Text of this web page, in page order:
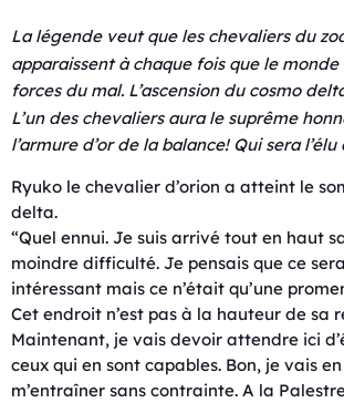
La légende veut que les chevaliers du
apparaissent à chaque fois que le
forces du mal. L’ascension du cosmo
L’un des chevaliers aura le suprême
l’armure d’or de la balance! Qui sera
Ryuko le chevalier d’orion a atteint le
delta.
“Quel ennui. Je suis arrivé tout en haut
moindre difficulté. Je pensais que ce
intéressant mais ce n’était qu’une
Cet endroit n’est pas à la hauteur de sa
Maintenant, je vais devoir attendre ici
ceux qui en sont capables. Bon, je vais
m’entraîner sans contrainte. A la